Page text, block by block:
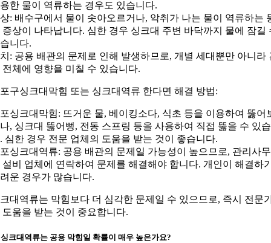
한 물이 역류하는 경우도 있습니다.
: 배수구에서 물이 솟아오르거나, 악취가 나는 물이 역류하는
증상이 나타납니다. 심한 경우 싱크대 주변 바닥까지 물에 잠길
니다.
: 공용 배관의 문제로 인해 발생하므로, 개별 세대뿐만 아니라
전체에 영향을 미칠 수 있습니다.
구싱크대막힘 또는 싱크대역류 한다면 해결 방법:
싱크대막힘: 뜨거운 물, 베이킹소다, 식초 등을 이용하여 뚫어
, 싱크대 뚫어뻥, 전동 스프링 등을 사용하여 직접 뚫을 수 있
심한 경우 전문 업체의 도움을 받는 것이 좋습니다.
싱크대역류: 공용 배관의 문제일 가능성이 높으므로, 관리사
설비 업체에 연락하여 문제를 해결해야 합니다. 개인이 해결하
운 경우가 많습니다.
대역류는 막힘보다 더 심각한 문제일 수 있으므로, 즉시 전문
도움을 받는 것이 중요합니다.
크대역류는 공용 막힘일 확률이 매우 높은가요?